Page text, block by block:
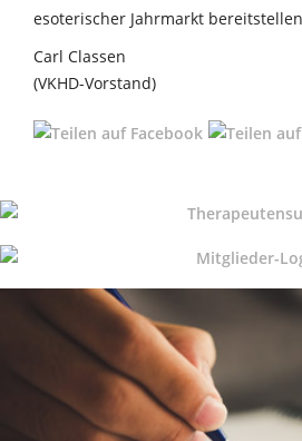
esoterischer Jahrmarkt
Carl Classen
(VKHD-Vorstand)